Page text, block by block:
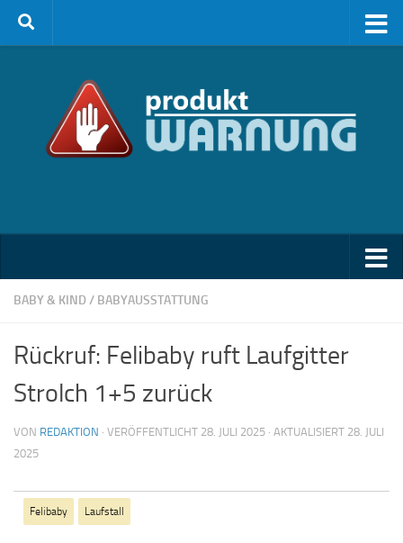
Zum Inhalt springen
BABY & KIND / BABYAUSSTATTUNG
Rückruf: Felibaby ruft Laufgitter
Strolch 1+5 zurück
VON REDAKTION · VERÖFFENTLICHT 28. JULI 2025 · AKTUALISIERT 28. JULI
2025
Felibaby Laufstall